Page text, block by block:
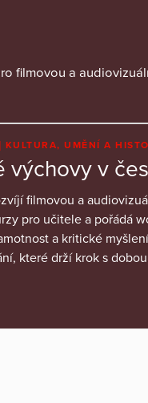
filmovou a
KULTURA, UMĚNÍ A
výchovy v
filmovou a
pro učitele a pořádá
a kritické
které drží krok s